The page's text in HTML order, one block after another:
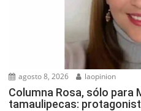
agosto 8, 2026 laopinion
Columna Rosa, sólo para
tamaulipecas: